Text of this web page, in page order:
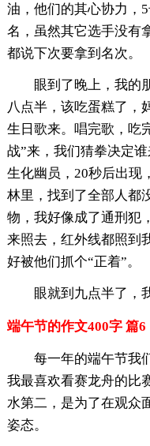
油，他们的其心协力，
名，虽然其它选手没有
都说下次要拿到名次。
眼到了晚上，我的
八点半，该吃蛋糕了，
生日歌来。唱完歌，吃
战”来，我们猜拳决定
生化幽员，20秒后出现
林里，找到了全部人都
物，我好像成了通刑犯
来照去，红外线都照到
好被他们抓个“正着”。
眼就到九点半了，
端午节的作文400字 篇6
每一年的端午节我
我最喜欢看赛龙舟的比
水第二，是为了在观众
姿态。